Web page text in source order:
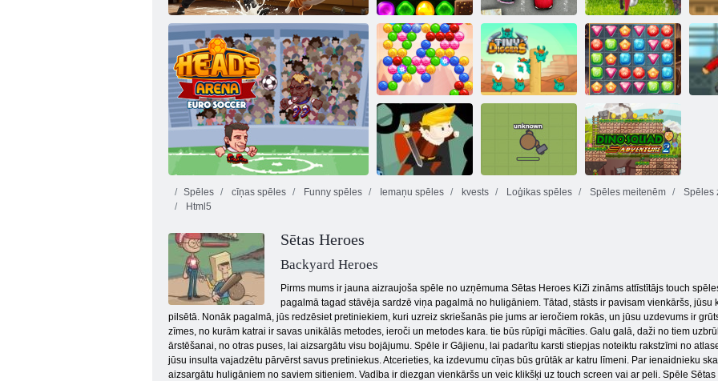
Sliktā kaķa palaidņa mammas atgriešanās
Atpakaļ uz
Candyland 4:
Lollipop Garden
Autostāvvieta
dusmas
Heads Arena Euro futbols
Eiro futbola
sprints
Burbuļa gars Sīki diggeri
Dārgumu
medības
Spēles cīņas spēles Funny spēles Iemaņu spēles kvests Loģikas spēles Spēles meitenēm Spēles
Html5
Sētas Heroes
Backyard Heroes
Pirms mums ir jauna aizraujoša spēle no uzņēmuma Sētas Heroes KiZi zināms attīstītājs touch
pagalmā tagad stāvēja sardzē viņa pagalmā no huligāniem. Tātad, stāsts ir pavisam vienkāršs,
pilsētā. Nonāk pagalmā, jūs redzēsiet pretiniekiem, kuri uzreiz skriešanās pie jums ar ieročiem rokās, un jūsu uzdevums ir
zīmes, no kurām katrai ir savas unikālās metodes, ieroči un metodes kara. tie būs rūpīgi mācīties. Galu galā, daži no tiem
ārstēšanai, no otras puses, lai aizsargātu visu bojājumu. Spēle ir Gājienu, lai padarītu karsti stiepjas noteiktu rakstzīmi no
jūsu insulta vajadzētu pārvērst savus pretiniekus. Atcerieties, ka izdevumu cīņas būs grūtāk ar katru līmeni. Par ienaidnieku
aizsargātu huligāniem no saviem sitieniem. Vadība ir diezgan vienkāršs un veic klikšķi uz touch screen vai ar peli. Spēle